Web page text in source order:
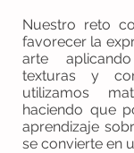
Nuestro reto
favorecer la
arte
texturas y
utilizamos
haciendo que
aprendizaje
se convierte en